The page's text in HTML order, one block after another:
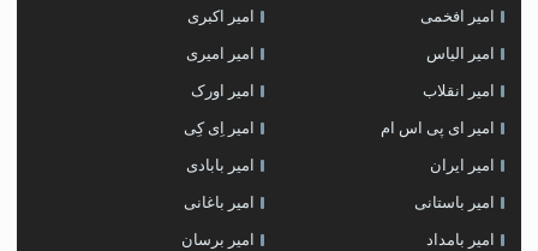
امیر افخمی امیر اکبری
امیر الیاس امیر امیری
امیر انقلاب امیر اورک
امیر ای پی اس ام امیر اِی کِی
امیر ایران امیر بابادی
امیر باستانی امیر باغانی
امیر بامداد امیر برسان